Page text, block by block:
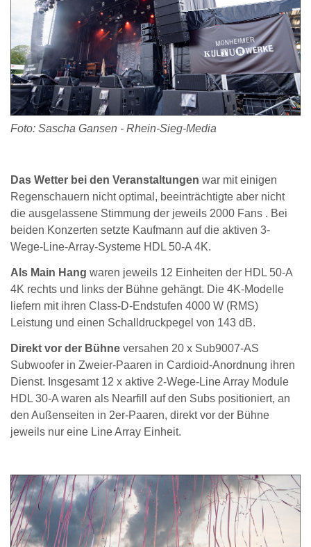
Foto: Sascha Gansen - Rhein-Sieg-Media
Das Wetter bei den Veranstaltungen war mit einigen
Regenschauern nicht optimal, beeinträchtigte aber nicht
die ausgelassene Stimmung der jeweils 2000 Fans . Bei
beiden Konzerten setzte Kaufmann auf die aktiven 3-
Wege-Line-Array-Systeme HDL 50-A 4K.
Als Main Hang waren jeweils 12 Einheiten der HDL 50-A
4K rechts und links der Bühne gehängt. Die 4K-Modelle
liefern mit ihren Class-D-Endstufen 4000 W (RMS)
Leistung und einen Schalldruckpegel von 143 dB.
Direkt vor der Bühne versahen 20 x Sub9007-AS
Subwoofer in Zweier-Paaren in Cardioid-Anordnung ihren
Dienst. Insgesamt 12 x aktive 2-Wege-Line Array Module
HDL 30-A waren als Nearfill auf den Subs positioniert, an
den Außenseiten in 2er-Paaren, direkt vor der Bühne
jeweils nur eine Line Array Einheit.